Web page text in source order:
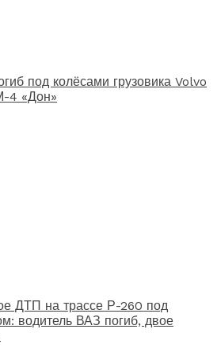
под колёсами грузовика Volvo
4 «Дон»
ДТП на трассе Р-260 под
водитель ВАЗ погиб, двое